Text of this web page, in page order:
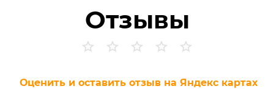
Отзывы
Оценить и оставить отзыв на Яндекс картах